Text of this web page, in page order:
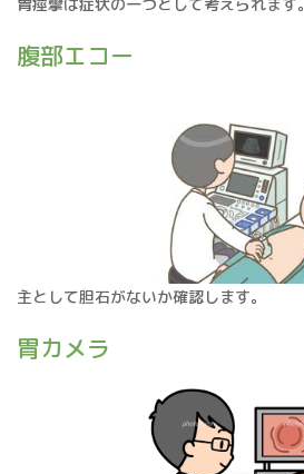
腹部エコー
主として胆石がないか確認します。
胃カメラ